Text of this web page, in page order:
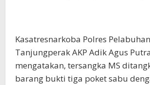
Kasatresnarkoba Polres Pelabuhan
Tanjungperak AKP Adik Agus
mengatakan, tersangka MS
barang bukti tiga poket sabu